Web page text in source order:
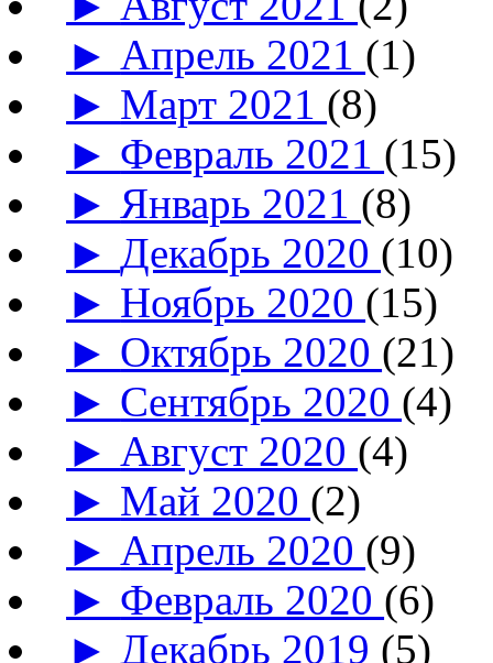
► Апрель 2021 (1)
► Март 2021 (8)
► Февраль 2021 (15)
► Январь 2021 (8)
►Декабрь 2020 (10)
► Ноябрь 2020 (15)
► Октябрь 2020 (21)
► Сентябрь 2020 (4)
► Август 2020 (4)
► Май 2020 (2)
► Апрель 2020 (9)
► Февраль 2020 (6)
►Декабрь 2019 (5)